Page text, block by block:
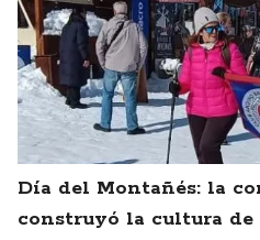
Día del Montañés: la
construyó la cultura de